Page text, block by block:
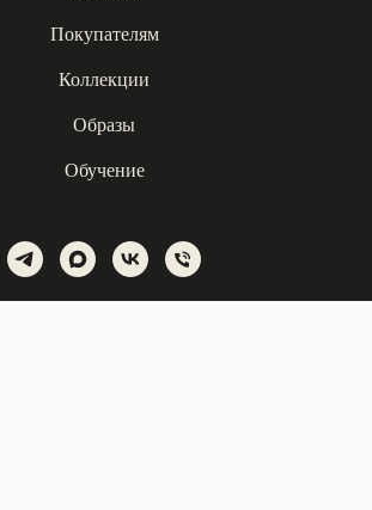
Покупателям
Коллекции
Образы
Обучение